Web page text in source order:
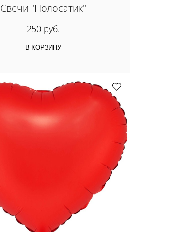
Свечи "Полосатик"
250 руб.
В КОРЗИНУ